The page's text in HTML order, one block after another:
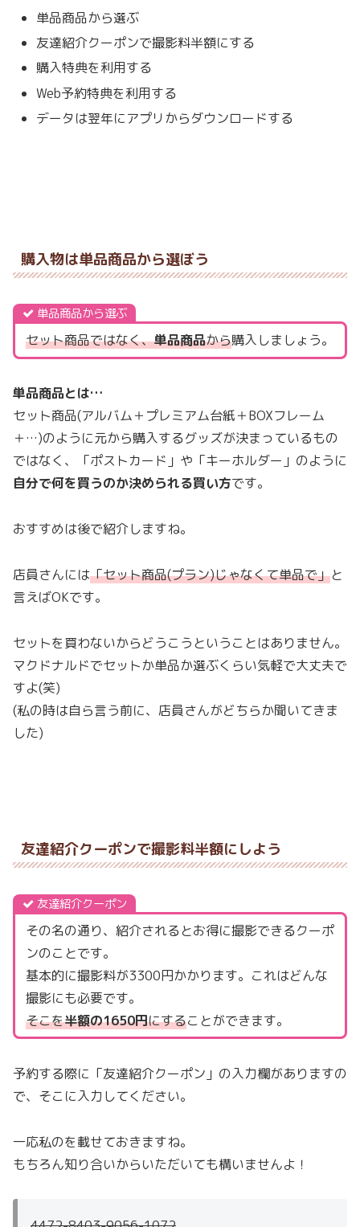
単品商品から選ぶ
友達紹介クーポンで撮影料半額にする
購入特典を利用する
Web予約特典を利用する
データは翌年にアプリからダウンロードする
購入物は単品商品から選ぼう
単品商品から選ぶ
セット商品ではなく、単品商品から購入しましょう。
単品商品とは…
セット商品(アルバム＋プレミアム台紙＋BOXフレーム
＋…)のように元から購入するグッズが決まっているもの
ではなく、「ポストカード」や「キーホルダー」のように
自分で何を買うのか決められる買い方です。
おすすめは後で紹介しますね。
店員さんには「セット商品(プラン)じゃなくて単品で」と
言えばOKです。
セットを買わないからどうこうということはありません。
マクドナルドでセットか単品か選ぶくらい気軽で大丈夫で
すよ(笑)
(私の時は自ら言う前に、店員さんがどちらか聞いてきま
した)
友達紹介クーポンで撮影料半額にしよう
友達紹介クーポン
その名の通り、紹介されるとお得に撮影できるクーポ
ンのことです。
基本的に撮影料が3300円かかります。これはどんな
撮影にも必要です。
そこを半額の1650円にすることができます。
予約する際に「友達紹介クーポン」の入力欄がありますの
で、そこに入力してください。
一応私のを載せておきますね。
もちろん知り合いからいただいても構いませんよ！